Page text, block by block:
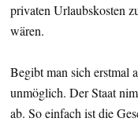
privaten Urlaubskosten
wären.
Begibt man sich erstmal
unmöglich. Der Staat
ab. So einfach ist die